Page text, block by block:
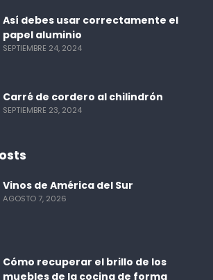
Así debes usar correctamente el
papel aluminio
SEPTIEMBRE 24, 2024
Carré de cordero al chilindrón
SEPTIEMBRE 23, 2024
Vinos de América del Sur
AGOSTO 7, 2026
Cómo recuperar el brillo de los
muebles de la cocina de forma